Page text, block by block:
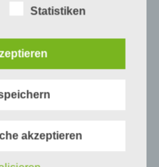
Daten
Daten sind alle
natürliche Person (im
Person") beziehen.
Statistiken
akzeptieren